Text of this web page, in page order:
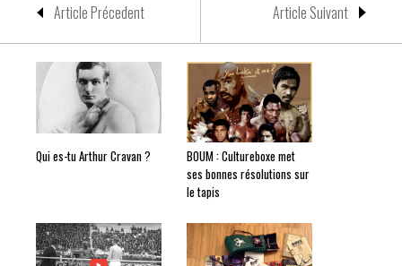
Article Précedent Article Suivant
Qui es-tu Arthur Cravan ?
BOUM : Cultureboxe met
ses bonnes résolutions sur
le tapis